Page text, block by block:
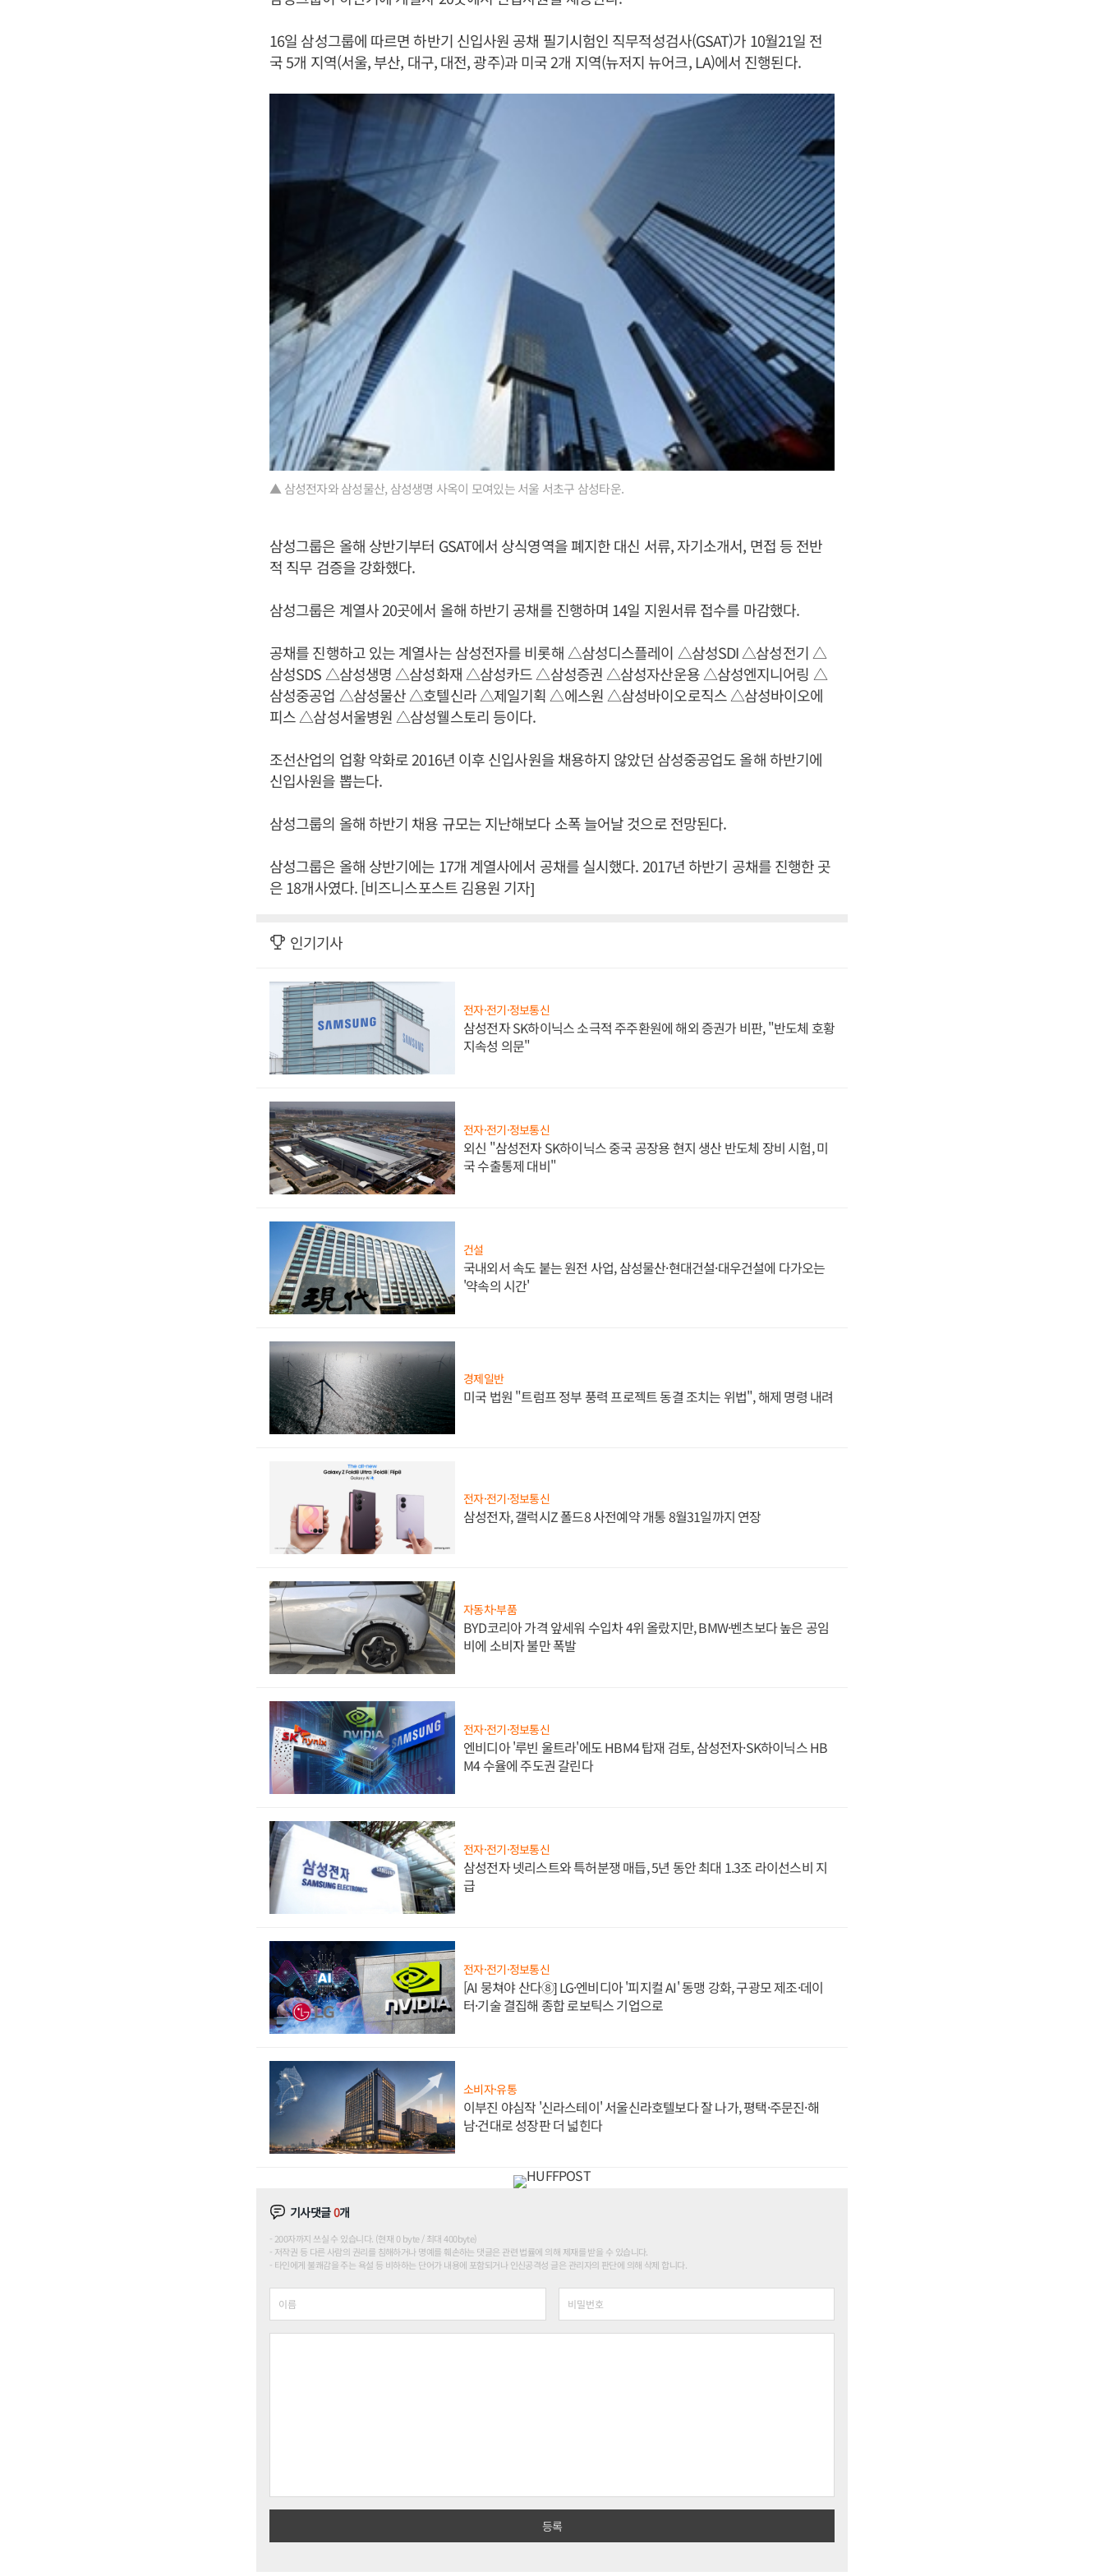
16일 삼성그룹에 따르면 하반기 신입사원 공채 필기시험인 직무적성검사(GSAT)가 10월21일 전
국 5개 지역(서울, 부산, 대구, 대전, 광주)과 미국 2개 지역(뉴저지 뉴어크, LA)에서 진행된다.
▲ 삼성전자와 삼성물산, 삼성생명 사옥이 모여있는 서울 서초구 삼성타운.
삼성그룹은 올해 상반기부터 GSAT에서 상식영역을 폐지한 대신 서류, 자기소개서, 면접 등 전반
적 직무 검증을 강화했다.
삼성그룹은 계열사 20곳에서 올해 하반기 공채를 진행하며 14일 지원서류 접수를 마감했다.
공채를 진행하고 있는 계열사는 삼성전자를 비롯해 △삼성디스플레이 △삼성SDI △삼성전기 △
삼성SDS △삼성생명 △삼성화재 △삼성카드 △삼성증권 △삼성자산운용 △삼성엔지니어링 △
삼성중공업 △삼성물산 △호텔신라 △제일기획 △에스원 △삼성바이오로직스 △삼성바이오에
피스 △삼성서울병원 △삼성웰스토리 등이다.
조선산업의 업황 악화로 2016년 이후 신입사원을 채용하지 않았던 삼성중공업도 올해 하반기에
신입사원을 뽑는다.
삼성그룹의 올해 하반기 채용 규모는 지난해보다 소폭 늘어날 것으로 전망된다.
삼성그룹은 올해 상반기에는 17개 계열사에서 공채를 실시했다. 2017년 하반기 공채를 진행한 곳
은 18개사였다. [비즈니스포스트 김용원 기자]
인기기사
전자·전기·정보통신
삼성전자 SK하이닉스 소극적 주주환원에 해외 증권가 비판, "반도체 호황
지속성 의문"
전자·전기·정보통신
외신 "삼성전자 SK하이닉스 중국 공장용 현지 생산 반도체 장비 시험, 미
국 수출통제 대비"
건설
국내외서 속도 붙는 원전 사업, 삼성물산·현대건설·대우건설에 다가오는
'약속의 시간'
경제일반
미국 법원 "트럼프 정부 풍력 프로젝트 동결 조치는 위법", 해제 명령 내려
전자·전기·정보통신
삼성전자, 갤럭시Z 폴드8 사전예약 개통 8월31일까지 연장
자동차·부품
BYD코리아 가격 앞세워 수입차 4위 올랐지만, BMW·벤츠보다 높은 공임
비에 소비자 불만 폭발
전자·전기·정보통신
엔비디아 '루빈 울트라'에도 HBM4 탑재 검토, 삼성전자·SK하이닉스 HB
M4 수율에 주도권 갈린다
전자·전기·정보통신
삼성전자 넷리스트와 특허분쟁 매듭, 5년 동안 최대 1.3조 라이선스비 지
급
전자·전기·정보통신
[AI 뭉쳐야 산다⑧] LG·엔비디아 '피지컬 AI' 동맹 강화, 구광모 제조·데이
터·기술 결집해 종합 로보틱스 기업으로
소비자·유통
이부진 야심작 '신라스테이' 서울신라호텔보다 잘 나가, 평택·주문진·해
남·건대로 성장판 더 넓힌다
기사댓글0개
200자까지 쓰실 수 있습니다. (현재 0 byte / 최대 400byte)
저작권 등 다른 사람의 권리를 침해하거나 명예를 훼손하는 댓글은 관련 법률에 의해 제재를 받을 수 있습니다.
타인에게 불쾌감을 주는 욕설 등 비하하는 단어가 내용에 포함되거나 인신공격성 글은 관리자의 판단에 의해 삭제 합니다.